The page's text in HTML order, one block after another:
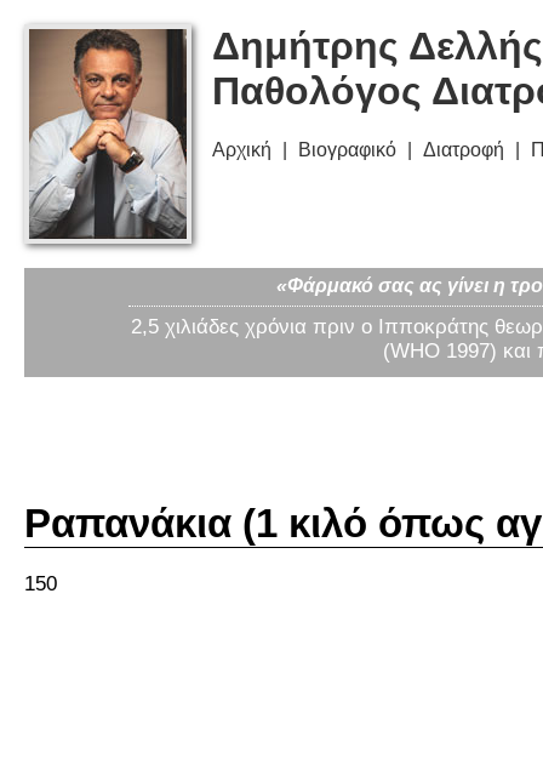
Δημήτρης
Παθολόγος
Αρχική Βιογραφικό Διατροφή
«Φάρμακό σας ας γίνει η
2,5 χιλιάδες χρόνια πριν ο Ιπποκράτης
(WHO 1997) και
Ραπανάκια (1 κιλό όπως
150